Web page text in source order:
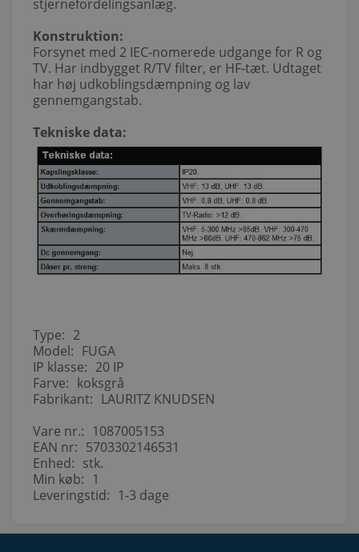
stjernefordelingsanlæg.
Konstruktion:
Forsynet med 2 IEC-nomerede udgange for R og
TV. Har indbygget R/TV filter, er HF-tæt. Udtaget
har høj udkoblingsdæmpning og lav
gennemgangstab.
Tekniske data:
Type: 2
Model: FUGA
IP klasse: 20 IP
Farve: koksgrå
Fabrikant: LAURITZ KNUDSEN
Vare nr.: 1087005153
EAN nr: 5703302146531
Enhed: stk.
Min køb: 1
Leveringstid: 1-3 dage